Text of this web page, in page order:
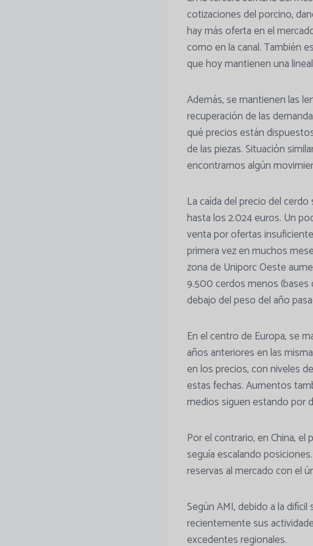
cotizaciones del porcino,
hay más oferta en el
como en la canal. También
que hoy mantienen una
Además, se mantienen las
recuperación de las
qué precios están
de las piezas. Situación
encontramos algún
La caída del precio del
hasta los 2.024 euros. Un
venta por ofertas
primera vez en muchos
zona de Uniporc Oeste
9.500 cerdos menos (bases
debajo del peso del año
En el centro de Europa, se
años anteriores en las
en los precios, con niveles
estas fechas. Aumentos
medios siguen estando por
Por el contrario, en China,
seguía escalando
reservas al mercado con el
Según AMI, debido a la
recientemente sus
excedentes regionales.